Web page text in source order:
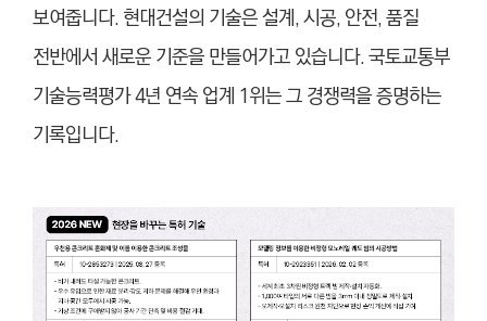
보여줍니다. 현대건설의 기술은 설계, 시공, 안전, 품질
전반에서 새로운 기준을 만들어가고 있습니다. 국토교통부
기술능력평가 4년 연속 업계 1위는 그 경쟁력을 증명하는
기록입니다.